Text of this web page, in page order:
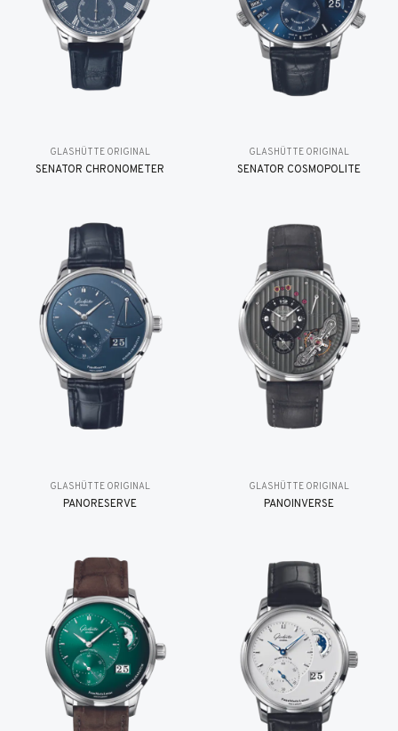
GLASHÜTTE ORIGINAL
SENATOR CHRONOMETER
GLASHÜTTE ORIGINAL
SENATOR COSMOPOLITE
GLASHÜTTE ORIGINAL
PANORESERVE
GLASHÜTTE ORIGINAL
PANOINVERSE